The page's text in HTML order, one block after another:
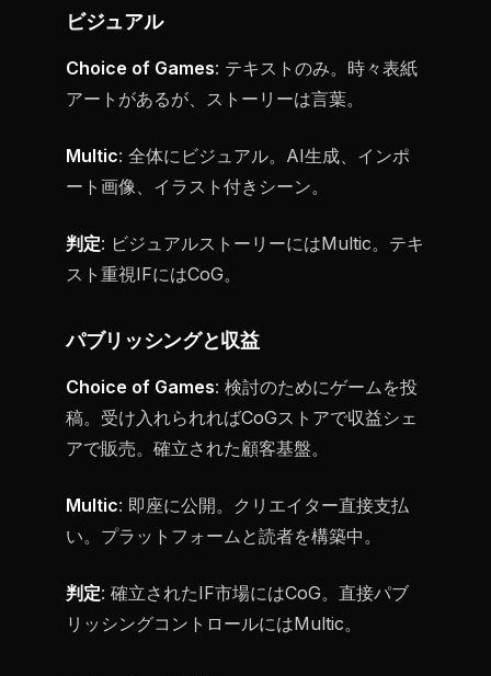
ビジュアル
Choice of Games: テキストのみ。時々表紙
アートがあるが、ストーリーは言葉。
Multic: 全体にビジュアル。AI生成、インポ
ート画像、イラスト付きシーン。
判定: ビジュアルストーリーにはMultic。テキ
スト重視IFにはCoG。
パブリッシングと収益
Choice of Games: 検討のためにゲームを投
稿。受け入れられればCoGストアで収益シェ
アで販売。確立された顧客基盤。
Multic: 即座に公開。クリエイター直接支払
い。プラットフォームと読者を構築中。
判定: 確立されたIF市場にはCoG。直接パブ
リッシングコントロールにはMultic。